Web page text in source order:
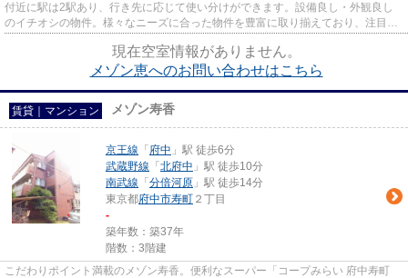
付近に駅は2駅あり、行き先に応じて使い分けができます。設備良し・外観良し
のイチオシの物件。様々なニーズに合った物件を豊富に取り揃えており、注目の
現在空室情報がありません。
メゾン恵へのお問い合わせはこちら
賃貸｜マンション メゾン寿香
京王線 「 府中 」駅 徒歩6分
武蔵野線 「 北府中 」駅 徒歩10分
南武線 「 分倍河原 」駅 徒歩14分
東京都府中市寿町 ２丁目
-
築年数：築37年
階数：3階建
こだわりポイント満載のメゾン寿香。便利なスーパー「コープみらい 府中寿町